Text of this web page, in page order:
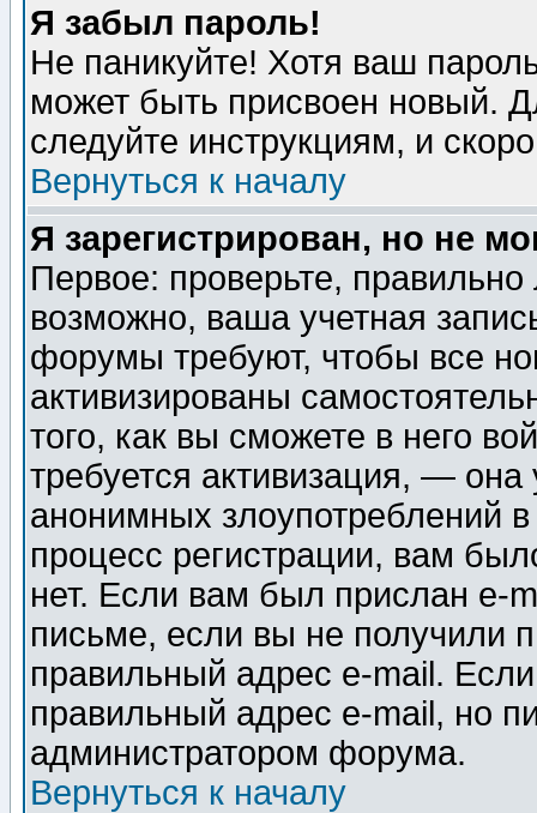
Я забыл пароль!
Не паникуйте! Хотя ваш
может быть присвоен новый.
следуйте инструкциям, и
Вернуться к началу
Я зарегистрирован, но не
Первое: проверьте,
возможно, ваша учетная
форумы требуют, чтобы все
активизированы
того, как вы сможете в него
требуется активизация, —
анонимных злоупотреблений
процесс регистрации, вам
нет. Если вам был прислан e-
письме, если вы не получили
правильный адрес e-mail.
правильный адрес e-mail, но
администратором форума.
Вернуться к началу